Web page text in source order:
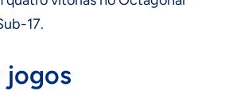
17.
jogos